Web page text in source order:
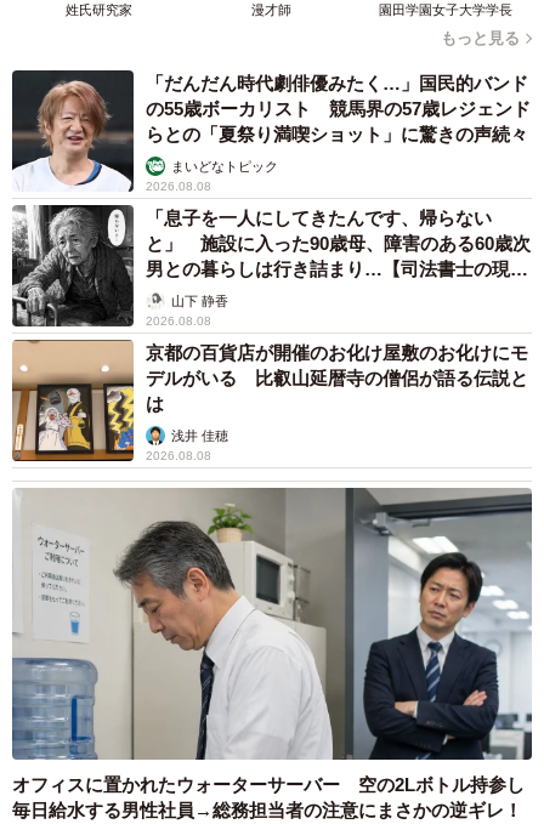
映画館で働いていた人からは、「お客様同士で座席を勝手
に変更したり、空いてる席に移るのはトラブルやクレーム
の原因になる。指定席の意味を考えて欲しい」という声も
あがっていた。やむを得ない事情がある場合は、客同士の
トラブルにならないよう、映画館や劇場のスタッフに相談
してみるのが賢明だ。
通常、事前のオンライン予約時はもちろん、当日券も映画
館やみどりの窓口などに設置された自動発券機の画面か
ら、利用者は希望の「座席」を選び、チケットを購入す
る。希望の座席や並びの席が取れなければ、別の日時や上
映回を選ぶという選択肢もある。
多くの選択肢があるにも関わらず、善意につけ込み「席を
譲って」と持ちかける人物には、なんらかの意図があると
考えてみるべきかもしれない。
姓氏研究家 漫才師 園田学園女子大学学長
もっと見る
「だんだん時代劇俳優みたく…」国民的バンド
の55歳ボーカリスト 競馬界の57歳レジェンド
らとの「夏祭り満喫ショット」に驚きの声続々
まいどなトピック
2026.08.08
「息子を一人にしてきたんです、帰らない
と」 施設に入った90歳母、障害のある60歳次
男との暮らしは行き詰まり…【司法書士の現場
から】山下 静香
2026.08.08
京都の百貨店が開催のお化け屋敷のお化けにモ
デルがいる 比叡山延暦寺の僧侶が語る伝説と
は
浅井 佳穂
2026.08.08
オフィスに置かれたウォーターサーバー 空の2Lボトル持参し
毎日給水する男性社員→総務担当者の注意にまさかの逆ギレ！